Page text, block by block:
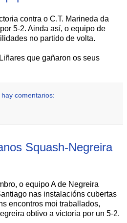
contra o C.T. Marineda da
5-2. Ainda así, o equipo de
no partido de volta.
que gañaron os seus
hay comentarios:
Squash-Negreira
o equipo A de Negreira
nas instalacións cubertas
encontros moi traballados,
obtivo a victoria por un 5-2.